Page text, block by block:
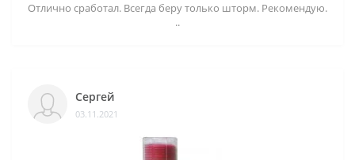
Отлично сработал. Всегда беру только шторм. Рекомендую.
..
Сергей
03.11.2021